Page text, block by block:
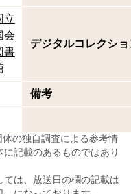
立
会
書
デジタルコレクショ
備考
の独自調査による参考情
記載のあるものではあり
は、放送日の欄の記載は